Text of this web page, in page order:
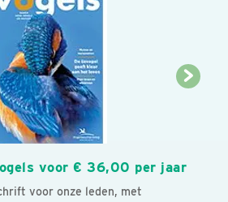
voor € 36,00 per jaar
voor onze leden, met